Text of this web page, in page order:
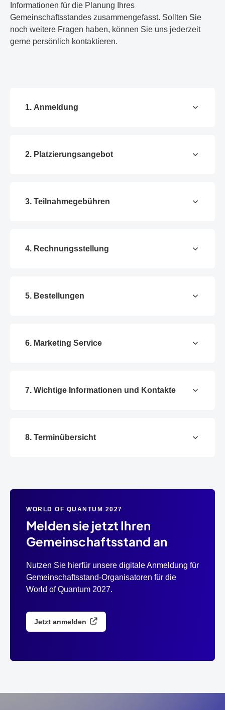
Informationen für die Planung Ihres
Gemeinschaftsstandes zusammengefasst. Sollten Sie
noch weitere Fragen haben, können Sie uns jederzeit
gerne persönlich kontaktieren.
1. Anmeldung
2. Platzierungsangebot
3. Teilnahmegebühren
4. Rechnungsstellung
5. Bestellungen
6. Marketing Service
7. Wichtige Informationen und Kontakte
8. Terminübersicht
WORLD OF QUANTUM 2027
Melden sie jetzt Ihren
Gemeinschaftsstand an
Nutzen Sie hierfür unsere digitale Anmeldung für
Gemeinschaftsstand-Organisatoren für die
World of Quantum 2027.
Jetzt anmelden